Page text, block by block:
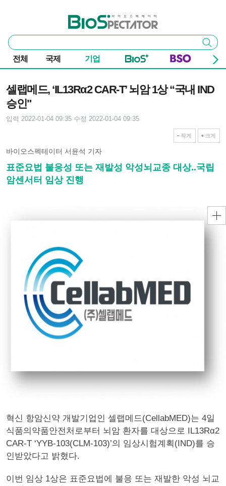
바이오스펙테이터
통
합
검
색
검색
전체 국제 기업
셀랩메드, ‘IL13Rα2 CAR-T’ 뇌암 1상 “국내 IND
승인"
입력 2022-01-04 09:35 수정 2022-01-04 09:35
작게 크게
바이오스펙테이터 서윤석 기자
표준요법 불응성 또는 재발성 악성뇌교종 대상..국립
암센서터 임상 진행
혁신 항암신약 개발기업인 셀랩메드(CellabMED)는 4일
식품의약품안전처로부터 뇌암 환자를 대상으로 IL13Rα2
CAR-T ‘YYB-103(CLM-103)’의 임상시험계획(IND)를 승
인받았다고 밝혔다.
이번 임상 1상은 표준요법에 불응 또는 재발한 악성 뇌교